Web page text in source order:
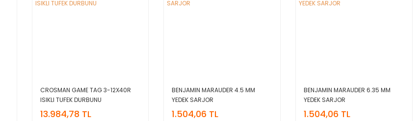
CROSMAN GAME TAG 3-12X40R
ISIKLI TUFEK DURBUNU
13.984,78 TL
BENJAMIN MARAUDER 4.5 MM
YEDEK SARJOR
1.504,06 TL
BENJAMIN MARAUDER 6.35 MM
YEDEK SARJOR
1.504,06 TL